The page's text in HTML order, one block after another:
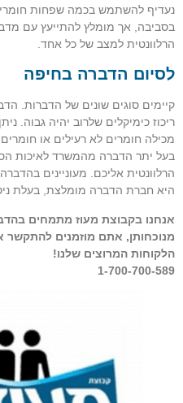
נעדיף להשתמש בכמה שפחות
בסביבה, אך מומלץ להתייעץ עם
הרלוונטית למצב של כל אחד.
לסיום הדברה בחיפה
קיימים סוגים שונים של הדברות.
ריכוז כימיקלים שלרוב יהיה גבוה.
מכילה חומרים לא רעילים או
בעל יתר הדברה מהמשרד לאיכות
הרלוונטית אליכם. מעוניינים
היא חברת הדברה מומלצת, בעלת
אנחנו בקבוצת מעוז מתמחים
מנוכחותן, אתם מוזמנים להתקשר
הלקוחות המרוצים שלנו!
1-700-700-589